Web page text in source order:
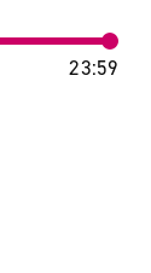
23:59